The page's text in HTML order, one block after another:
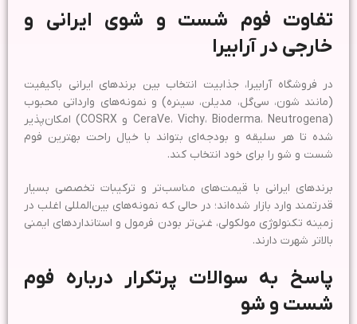
تفاوت فوم شست و شوی ایرانی و
خارجی در آرابیرا
در فروشگاه آرابیرا، جذابیت انتخاب بین برندهای ایرانی باکیفیت
(مانند شون، سی‌گل، مدیلن، سینره) و نمونه‌های وارداتی محبوب
(CeraVe، Vichy، Bioderma، Neutrogena و COSRX) امکان‌پذیر
شده تا هر سلیقه و بودجه‌ای بتواند با خیال راحت بهترین فوم
شست و شو را برای خود انتخاب کند.
برندهای ایرانی با قیمت‌های مناسب‌تر و ترکیبات تخصصی بسیار
قدرتمند وارد بازار شده‌اند؛ در حالی که نمونه‌های بین‌المللی اغلب در
زمینه تکنولوژی مولکولی، غنی‌تر بودن فرمول و استانداردهای ایمنی
بالاتر شهرت دارند.
پاسخ به سوالات پرتکرار درباره فوم
شست و شو